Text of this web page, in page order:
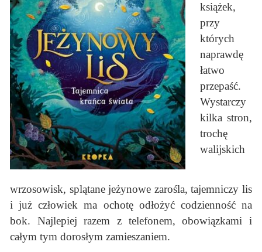
książek,
przy
których
naprawdę
łatwo
przepaść.
Wystarczy
kilka stron,
trochę
walijskich
wrzosowisk, splątane jeżynowe zarośla, tajemniczy lis
i już człowiek ma ochotę odłożyć codzienność na
bok. Najlepiej razem z telefonem, obowiązkami i
całym tym dorosłym zamieszaniem.